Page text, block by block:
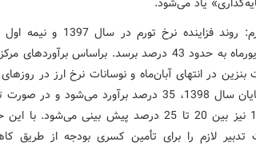
شهریورماه به حدود 43 درصد برسد. براساس
بنزین در انتهای آبان‌ماه و نوسانات نرخ ارز در
در پایان سال 1398، 35 درصد برآورد
1399 نیز بین 20 تا 25 درصد پیش بینی
تدبیر لازم را برای تأمین کسری بودجه از طریق